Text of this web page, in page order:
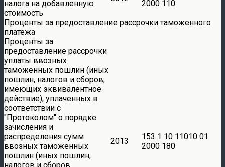
налога на добавленную
стоимость
2000 110
Проценты за предоставление рассрочки таможенного
платежа
Проценты за
предоставление рассрочки
уплаты ввозных
таможенных пошлин (иных
пошлин, налогов и сборов,
имеющих эквивалентное
действие), уплаченных в
соответствии с
Протоколом о порядке
зачисления и
распределения сумм
ввозных таможенных
пошлин (иных пошлин,
2013
153 1 10 11010 01
2000 180